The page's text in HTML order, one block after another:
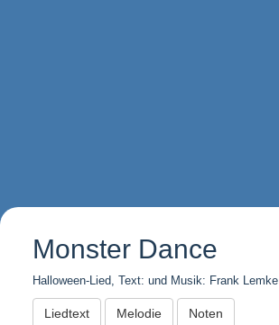
Monster Dance
Halloween-Lied, Text: und Musik: Frank Lemke
Liedtext Melodie Noten